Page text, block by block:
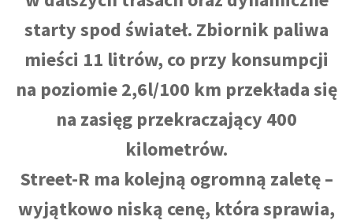
starty spod świateł. Zbiornik paliwa
mieści 11 litrów, co przy konsumpcji
na poziomie 2,6l/100 km przekłada się
na zasięg przekraczający 400
kilometrów.
Street-R ma kolejną ogromną zaletę –
wyjątkowo niską cenę, która sprawia,